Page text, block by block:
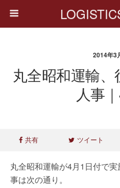
2014年3
丸全昭和運輸
人事
共有 ツイート
丸全昭和運輸が4月1日付で
事は次の通り。